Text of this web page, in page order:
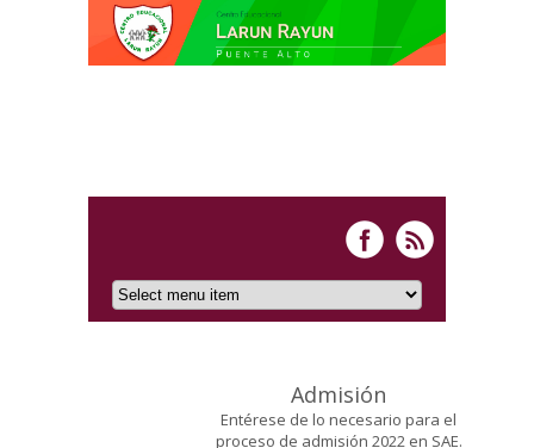
Admisión
Entérese de lo necesario para el
proceso de admisión 2022 en SAE.